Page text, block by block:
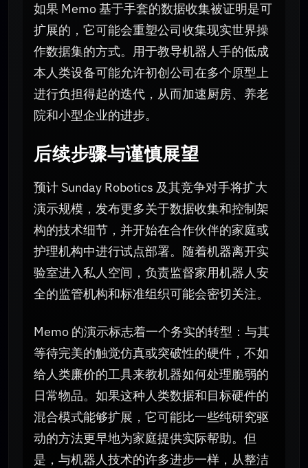
如果 Memo 基于手套的数据收集被证明是可
扩展的，它可能会重塑公司收集现实世界操
作数据集的方式。用于教导机器人手的低成
本人类设备可能允许初创公司在多个原型上
进行负担得起的迭代，从而加速厨房、养老
院和小型企业的进步。
后续步骤与谨慎展望
预计 Sunday Robotics 及其竞争对手将扩大
演示规模，发布更多关于数据收集和控制架
构的技术细节，并开始在合作伙伴的家庭或
护理机构中进行试点部署。随着机器离开实
验室进入私人空间，负责监督家用机器人安
全的监管机构和标准组织可能会密切关注。
Memo 的演示标志着一个务实的转型：与其
等待完美的触觉仿真或突破性的硬件，不如
给人类廉价的工具来教机器如何处理脆弱的
日常物品。如果这种人类数据和目标硬件的
混合模式能够扩展，它可能比一些纯研究驱
动的方法更早地为家庭提供实际帮助。但
是，与机器人技术的许多进步一样，从整洁